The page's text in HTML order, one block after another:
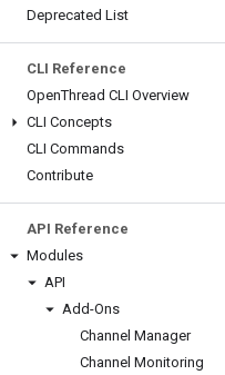
Deprecated List
CLI Reference
OpenThread CLI Overview
CLI Concepts
CLI Commands
Contribute
API Reference
Modules
API
Add-Ons
Channel Manager
Channel Monitoring